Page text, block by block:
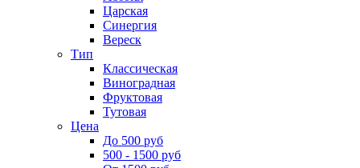
Царская
Синергия
Вереск
Тип
Классическая
Виноградная
Фруктовая
Тутовая
Цена
До 500 руб
500 - 1500 руб